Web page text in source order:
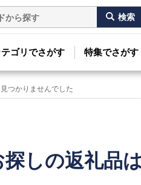
ゴリでさがす 特集でさがす
つかりませんでした
探しの返礼品